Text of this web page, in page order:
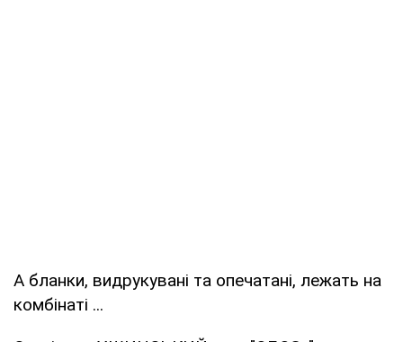
А бланки, видрукувані та опечатані, лежать на
комбінаті ...